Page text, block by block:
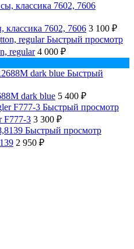
7602, 7606 3 100 ₽
Быстрый просмотр
regular 4 000 ₽
Быстрый
dark blue 5 400 ₽
Быстрый просмотр
F777-3 3 300 ₽
Быстрый просмотр
2 950 ₽